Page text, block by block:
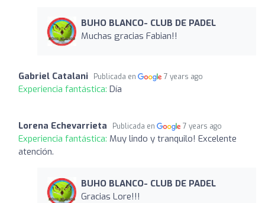
BUHO BLANCO- CLUB DE PADEL
Muchas gracias Fabian!!
Gabriel Catalani Publicada en 7 years ago
Experiencia fantástica: Día
Lorena Echevarrieta Publicada en 7 years ago
Experiencia fantástica: Muy lindo y tranquilo! Excelente
atención.
BUHO BLANCO- CLUB DE PADEL
Gracias Lore!!!